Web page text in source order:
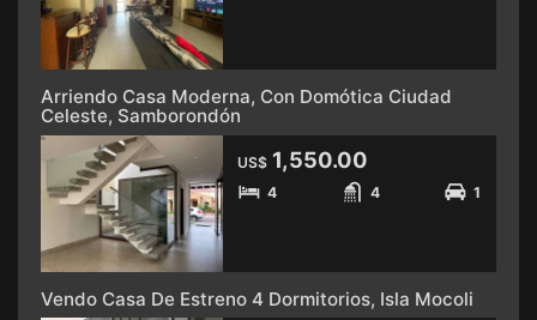
Arriendo Casa Moderna, Con Domótica Ciudad
Celeste, Samborondón
US$ 1,550.00
4 4 1
Vendo Casa De Estreno 4 Dormitorios, Isla Mocoli